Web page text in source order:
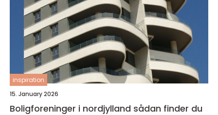
inspiration
15. January 2026
Boligforeninger i nordjylland sådan finder du